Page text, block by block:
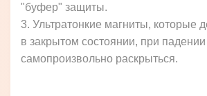
"буфер" защиты.
3. Ультратонкие магниты, которые
в закрытом состоянии, при
самопроизвольно раскрыться.